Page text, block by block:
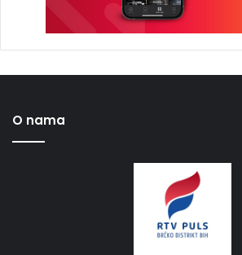
O nama